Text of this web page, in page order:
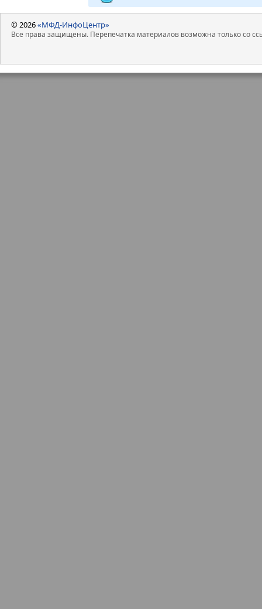
© 2026«МФД-ИнфоЦентр»
Все права защищены. Перепечатка материалов возможна только со